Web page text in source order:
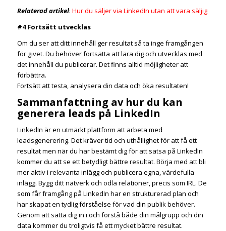
Relaterad artikel: Hur du säljer via LinkedIn utan att vara säljig
#4 Fortsätt utvecklas
Om du ser att ditt innehåll ger resultat så ta inge framgången
för givet. Du behöver fortsätta att lära dig och utvecklas med
det innehåll du publicerar. Det finns alltid möjligheter att
förbättra.
Fortsätt att testa, analysera din data och öka resultaten!
Sammanfattning av hur du kan
generera leads på LinkedIn
LinkedIn är en utmärkt plattform att arbeta med
leadsgenerering. Det kräver tid och uthållighet för att få ett
resultat men när du har bestämt dig för att satsa på LinkedIn
kommer du att se ett betydligt bättre resultat. Börja med att bli
mer aktiv i relevanta inlägg och publicera egna, värdefulla
inlägg. Bygg ditt nätverk och odla relationer, precis som IRL. De
som får framgång på LinkedIn har en strukturerad plan och
har skapat en tydlig förståelse för vad din publik behöver.
Genom att sätta dig in i och förstå både din målgrupp och din
data kommer du troligtvis få ett mycket bättre resultat.